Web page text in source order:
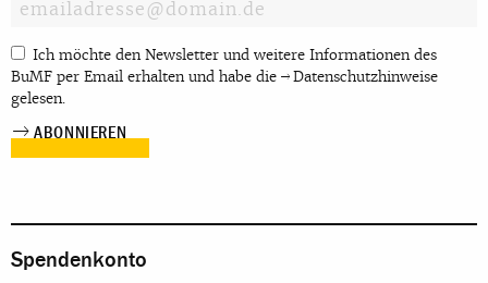
Ich möchte den Newsletter und weitere Informationen des
BuMF per Email erhalten und habe die
Datenschutzhinweise
gelesen.
Spendenkonto